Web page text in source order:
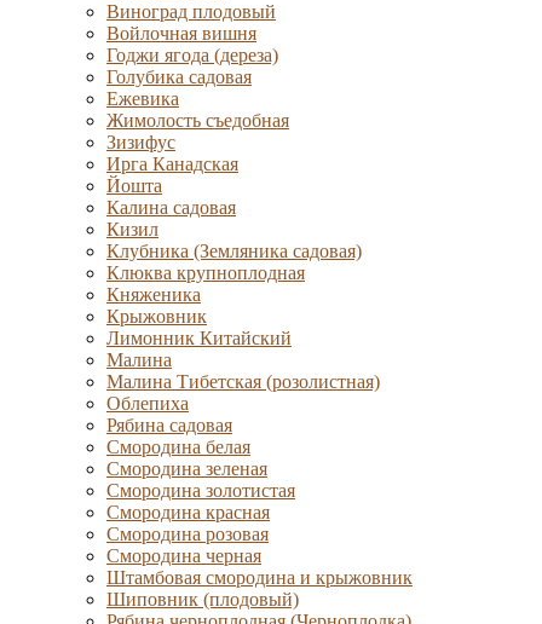
Виноград плодовый
Войлочная вишня
Годжи ягода (дереза)
Голубика садовая
Ежевика
Жимолость съедобная
Зизифус
Ирга Канадская
Йошта
Калина садовая
Кизил
Клубника (Земляника садовая)
Клюква крупноплодная
Княженика
Крыжовник
Лимонник Китайский
Малина
Малина Тибетская (розолистная)
Облепиха
Рябина садовая
Смородина белая
Смородина зеленая
Смородина золотистая
Смородина красная
Смородина розовая
Смородина черная
Штамбовая смородина и крыжовник
Шиповник (плодовый)